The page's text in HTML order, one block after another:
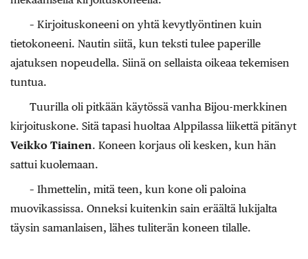
– Kirjoituskoneeni on yhtä kevytlyöntinen kuin
tietokoneeni. Nautin siitä, kun teksti tulee paperille
ajatuksen nopeudella. Siinä on sellaista oikeaa tekemisen
tuntua.
Tuurilla oli pitkään käytössä vanha Bijou-merkkinen
kirjoituskone. Sitä tapasi huoltaa Alppilassa liikettä pitänyt
Veikko Tiainen. Koneen korjaus oli kesken, kun hän
sattui kuolemaan.
– Ihmettelin, mitä teen, kun kone oli paloina
muovikassissa. Onneksi kuitenkin sain eräältä lukijalta
täysin samanlaisen, lähes tuliterän koneen tilalle.